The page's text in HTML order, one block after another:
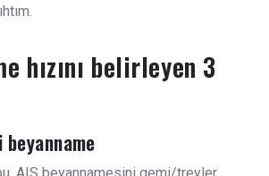
hızını belirleyen 3
beyanname